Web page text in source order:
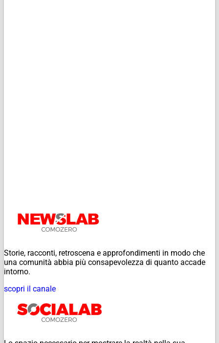
Storie, racconti, retroscena e approfondimenti in modo che
una comunità abbia più consapevolezza di quanto accade
intorno.
scopri il canale